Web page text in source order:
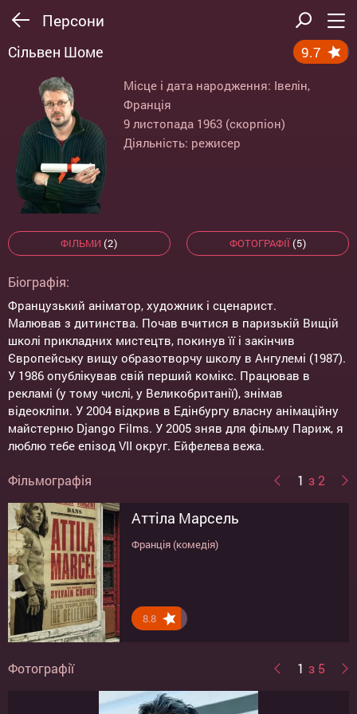
Персони
Сільвен Шоме 9.7
Місце і дата народження: Івелін,
Франція
9 листопада 1963 (скорпіон)
Діяльність: режисер
ФІЛЬМИ (2) ФОТОГРАФІЇ(5)
Біографія:
Французький аніматор, художник і сценарист.
Малював з дитинства. Почав вчитися в паризькій Вищій
школі прикладних мистецтв, покинув її і закінчив
Європейську вищу образотворчу школу в Ангулемі (1987).
У 1986 опублікував свій перший комікс. Працював в
рекламі (у тому числі, у Великобританії), знімав
відеокліпи. У 2004 відкрив в Едінбургу власну анімаційну
майстерню Django Films. У 2005 зняв для фільму Париж, я
люблю тебе епізод VII округ. Ейфелева вежа.
Фільмографія 1 з 2
Аттіла Марсель
Франція (комедія)
8.8
Тріо из Бельвілля
Канада/Франція/Великобретания/Бельгія
7.9
Фотографії 1 з 5